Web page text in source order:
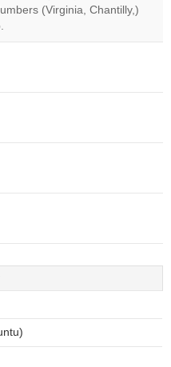
(Virginia, Chantilly,)